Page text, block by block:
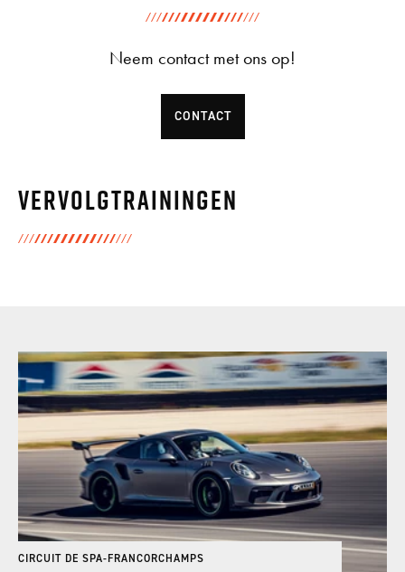
Neem contact met ons op!
CONTACT
Vervolgtrainingen
CIRCUIT DE SPA-FRANCORCHAMPS